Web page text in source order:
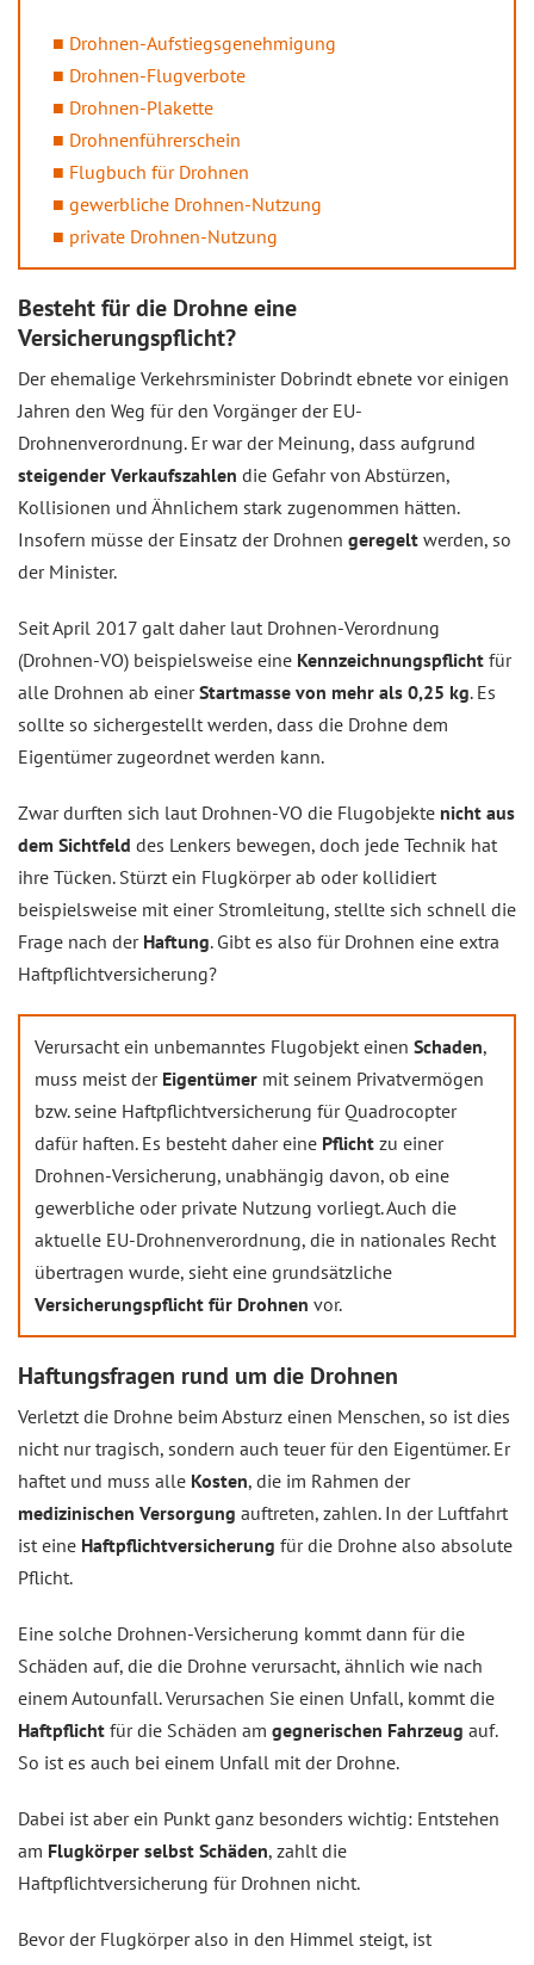
Drohnen-Aufstiegsgenehmigung
Drohnen-Flugverbote
Drohnen-Plakette
Drohnenführerschein
Flugbuch für Drohnen
gewerbliche Drohnen-Nutzung
private Drohnen-Nutzung
Besteht für die Drohne eine
Versicherungspflicht?
Der ehemalige Verkehrsminister Dobrindt ebnete vor einigen
Jahren den Weg für den Vorgänger der EU-
Drohnenverordnung. Er war der Meinung, dass aufgrund
steigender Verkaufszahlen die Gefahr von Abstürzen,
Kollisionen und Ähnlichem stark zugenommen hätten.
Insofern müsse der Einsatz der Drohnen geregelt werden, so
der Minister.
Seit April 2017 galt daher laut Drohnen-Verordnung
(Drohnen-VO) beispielsweise eine Kennzeichnungspflicht für
alle Drohnen ab einerStartmasse von mehr als 0,25 kg. Es
sollte so sichergestellt werden, dass die Drohne dem
Eigentümer zugeordnet werden kann.
Zwar durften sich laut Drohnen-VO die Flugobjekte nicht aus
dem Sichtfeld des Lenkers bewegen, doch jede Technik hat
ihre Tücken. Stürzt ein Flugkörper ab oder kollidiert
beispielsweise mit einer Stromleitung, stellte sich schnell die
Frage nach der Haftung. Gibt es also für Drohnen eine extra
Haftpflichtversicherung?
Verursacht ein unbemanntes Flugobjekt einen Schaden,
muss meist der Eigentümer mit seinem Privatvermögen
bzw. seine Haftpflichtversicherung für Quadrocopter
dafür haften. Es besteht daher eine Pflicht zu einer
Drohnen-Versicherung, unabhängig davon, ob eine
gewerbliche oder private Nutzung vorliegt. Auch die
aktuelle EU-Drohnenverordnung, die in nationales Recht
übertragen wurde, sieht eine grundsätzliche
Versicherungspflicht für Drohnen vor.
Haftungsfragen rund um die Drohnen
Verletzt die Drohne beim Absturz einen Menschen, so ist dies
nicht nur tragisch, sondern auch teuer für den Eigentümer. Er
haftet und muss alle Kosten, die im Rahmen der
medizinischen Versorgung auftreten, zahlen. In der Luftfahrt
ist eine Haftpflichtversicherung für die Drohne also absolute
Pflicht.
Eine solche Drohnen-Versicherung kommt dann für die
Schäden auf, die die Drohne verursacht, ähnlich wie nach
einem Autounfall. Verursachen Sie einen Unfall, kommt die
Haftpflicht für die Schäden am gegnerischen Fahrzeug auf.
So ist es auch bei einem Unfall mit der Drohne.
Dabei ist aber ein Punkt ganz besonders wichtig: Entstehen
am Flugkörper selbst Schäden, zahlt die
Haftpflichtversicherung für Drohnen nicht.
Bevor der Flugkörper also in den Himmel steigt, ist